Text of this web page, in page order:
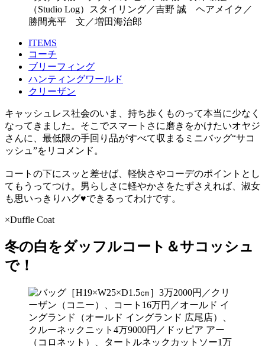
（Studio Log）スタイリング／吉野 誠 ヘアメイク／
勝間亮平 文／増田海治郎
ITEMS
コーチ
ブリーフィング
ハンティングワールド
クリーザン
キャッシュレス社会のいま、持ち歩くものって本当に少なく
なってきました。そこでスマートさに磨きをかけたいオヤジ
さんに、最低限の手回り品がすべて収まるミニバッグ“サコ
ッシュ”をリコメンド。
コートの下にスッと差せば、軽快さやコーデのポイントとし
てもうってつけ。男らしさに軽やかさをたずさえれば、淑女
も思いっきりハグ♥できるってわけです。
×Duffle Coat
冬の白をダッフルコート＆サコッシュ
で！